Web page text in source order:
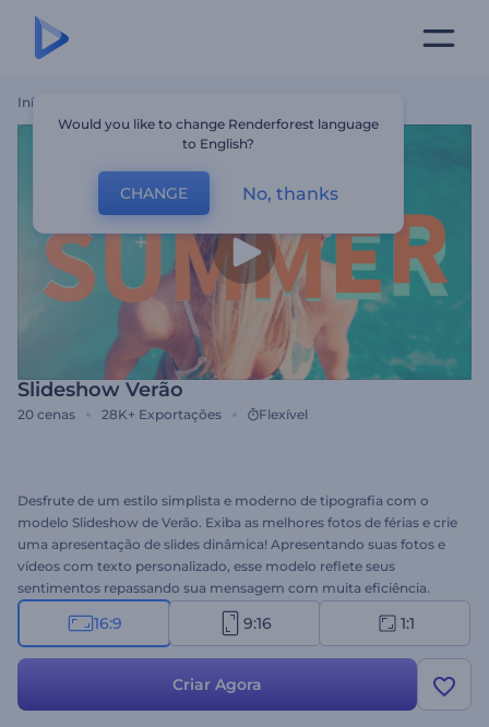
Início
Slideshow Verão
20 cenas 28K+ Exportações Flexível
Desfrute de um estilo simplista e moderno de tipografia com o
modelo Slideshow de Verão. Exiba as melhores fotos de férias e crie
uma apresentação de slides dinâmica! Apresentando suas fotos e
vídeos com texto personalizado, esse modelo reflete seus
sentimentos repassando sua mensagem com muita eficiência.
Experimente grátis!
16:9 9:16 1:1
Criar Agora
Would you like to change Renderforest language
to English?
CHANGE No, thanks